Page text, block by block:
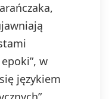
w
językiem